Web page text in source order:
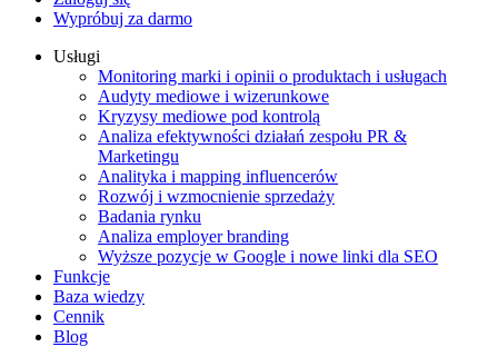
Wypróbuj za darmo
Usługi
Monitoring marki i opinii o produktach i usługach
Audyty mediowe i wizerunkowe
Kryzysy mediowe pod kontrolą
Analiza efektywności działań zespołu PR &
Marketingu
Analityka i mapping influencerów
Rozwój i wzmocnienie sprzedaży
Badania rynku
Analiza employer branding
Wyższe pozycje w Google i nowe linki dla SEO
Funkcje
Baza wiedzy
Cennik
Blog